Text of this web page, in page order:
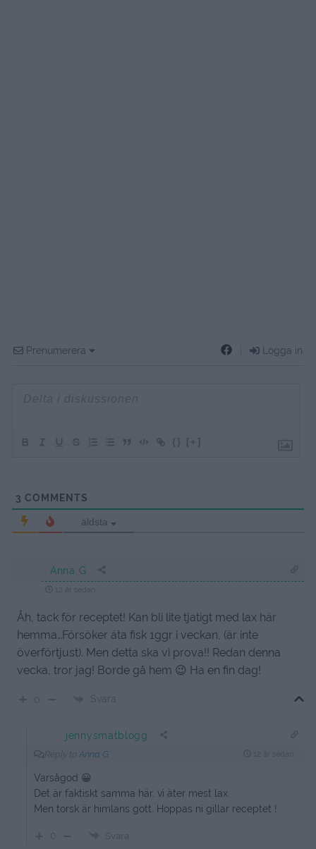
Prenumerera Logga in
{} [+]
3 COMMENTS
äldsta
Anna G
12 år sedan
Åh, tack för receptet! Kan bli lite tjatigt med lax här
hemma…Försöker äta fisk 1ggr i veckan, (är inte
överförtjust). Men detta ska vi prova!! Redan denna
vecka, tror jag! Borde gå hem 😉 Ha en fin dag!
Svara
jennysmatblogg
Anna G
Varsågod 😀
Det är faktiskt samma här, vi äter mest lax.
Men torsk är himlans gott. Hoppas ni gillar receptet !
Svara